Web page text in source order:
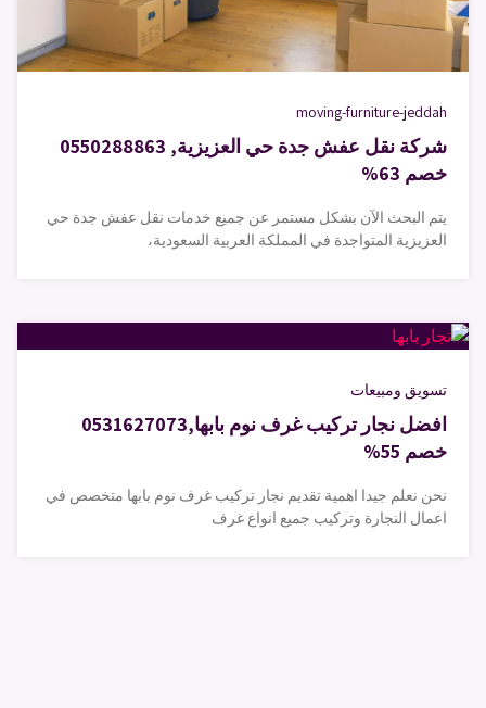
moving-furniture-jeddah
شركة نقل عفش جدة حي العزيزية, 0550288863
خصم 63%
يتم البحث الآن بشكل مستمر عن جميع خدمات نقل عفش جدة حي
العزيزية المتواجدة في المملكة العربية السعودية،
تسويق ومبيعات
افضل نجار تركيب غرف نوم بابها,0531627073
خصم 55%
نحن نعلم جيدا اهمية تقديم نجار تركيب غرف نوم بابها متخصص في
اعمال النجارة وتركيب جميع انواع غرف